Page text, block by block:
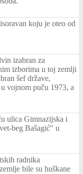
koju je oteo od
izabran za
izborima u toj zemlji
šef države,
vojnom puču 1973, a
ulica Gimnazijska i
beg Bašagić" u
radnika
bile su huškane